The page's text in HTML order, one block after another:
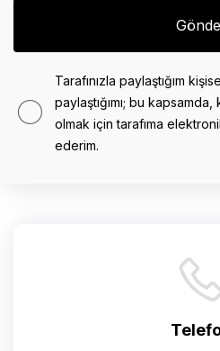
Tarafınızla paylaştığım
paylaştığımı; bu
olmak için tarafıma
ederim.